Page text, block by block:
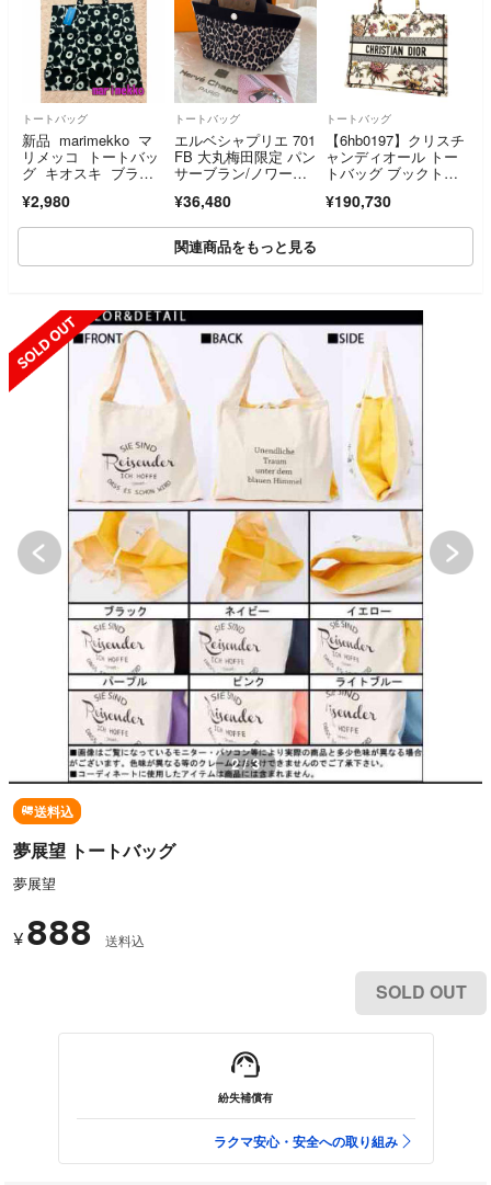
トートバッグ
新品 marimekko マ
リメッコ トートバッ
グ キオスキ ブラッ
ッコ柄 ピエニ 黒
¥2,980
トートバッグ
エルベシャプリエ 701
FB 大丸梅田限定 パン
サーブラン/ノワール/
¥36,480
トートバッグ
【6hb0197】クリスチ
ャンディオール トー
トバッグ ブックトー
カラー【中古】レディ
ース
¥190,730
関連商品をもっと見る
SOLD OUT
2 / 3
送料込
夢展望 トートバッグ
夢展望
¥ 888 送料込
SOLD OUT
紛失補償有
ラクマ安心・安全への取り組み